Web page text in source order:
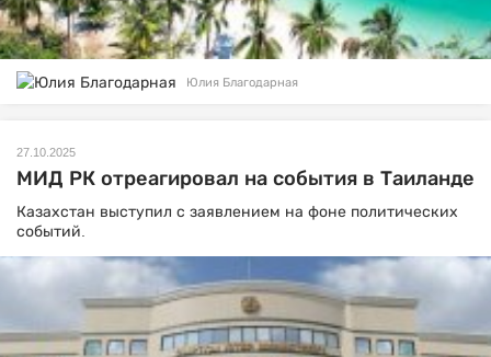
Юлия Благодарная
27.10.2025
МИД РК отреагировал на события в Таиланде
Казахстан выступил с заявлением на фоне политических
событий.